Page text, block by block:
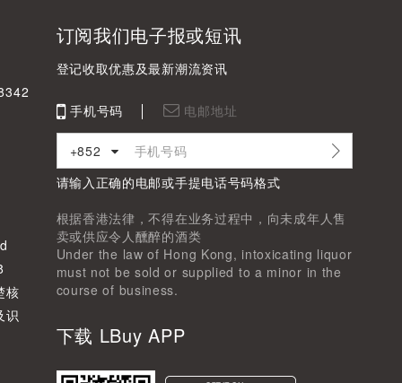
核
识
订阅我们电子报或短讯
登记收取优惠及最新潮流资讯
手机号码 电邮地址
+852
请输入正确的电邮或手提电话号码格式
根据香港法律，不得在业务过程中，向未成年人售
卖或供应令人醺醉的酒类
Under the law of Hong Kong, intoxicating liquor
must not be sold or supplied to a minor in the
course of business.
下载 LBuy APP